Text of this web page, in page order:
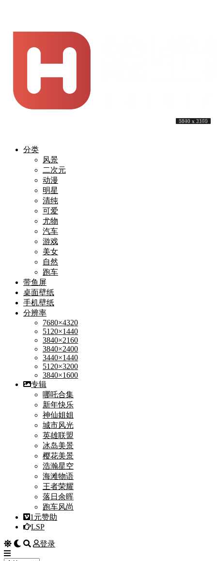
分类
风景
二次元
动漫
明星
清纯
可爱
尤物
汽车
游戏
美女
自然
跑车
带鱼屏
桌面壁纸
手机壁纸
分辨率
7680×4320
5120×1440
3840×2160
3840×2400
3440×1440
5120×3200
3840×1600
专辑
哪吒合集
新年快乐
神仙姐姐
城市风光
英雄联盟
冰岛美景
樱花美景
浩瀚星空
海滩物语
王者荣耀
落日余晖
跑车风尚
1元赞助
LSP
登录
3840 x 2160
3840 x 1600
3840 x 2160
3840 x 2160
3840 x 2400
3840 x 2160
5120 x 3200
3840 x 2160
3840 x 2160
6000 x 3375